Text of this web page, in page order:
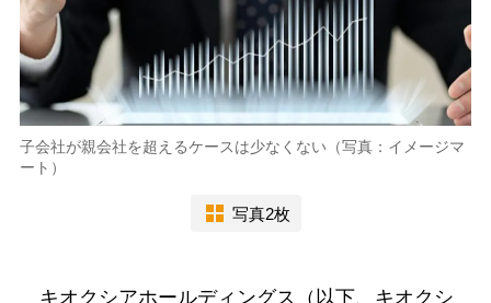
子会社が親会社を超えるケースは少なくない（写真：イメージマ
ート）
写真2枚
キオクシアホールディングス（以下、キオクシ